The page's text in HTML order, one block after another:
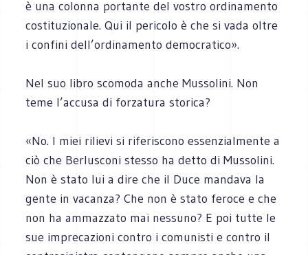
è una colonna portante del vostro ordinamento
costituzionale. Qui il pericolo è che si vada oltre
i confini dell’ordinamento democratico».
Nel suo libro scomoda anche Mussolini. Non
teme l’accusa di forzatura storica?
«No. I miei rilievi si riferiscono essenzialmente a
ciò che Berlusconi stesso ha detto di Mussolini.
Non è stato lui a dire che il Duce mandava la
gente in vacanza? Che non è stato feroce e che
non ha ammazzato mai nessuno? E poi tutte le
sue imprecazioni contro i comunisti e contro il